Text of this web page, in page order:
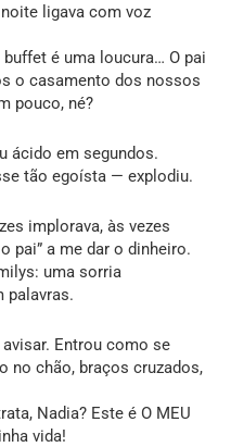
ligava com voz
é uma loucura… O pai
o casamento dos nossos
pouco, né?
ácido em segundos.
tão egoísta — explodiu.
implorava, às vezes
pai” a me dar o dinheiro.
uma sorria
palavras.
Entrou como se
no chão, braços cruzados,
Nadia? Este é O MEU
vida!